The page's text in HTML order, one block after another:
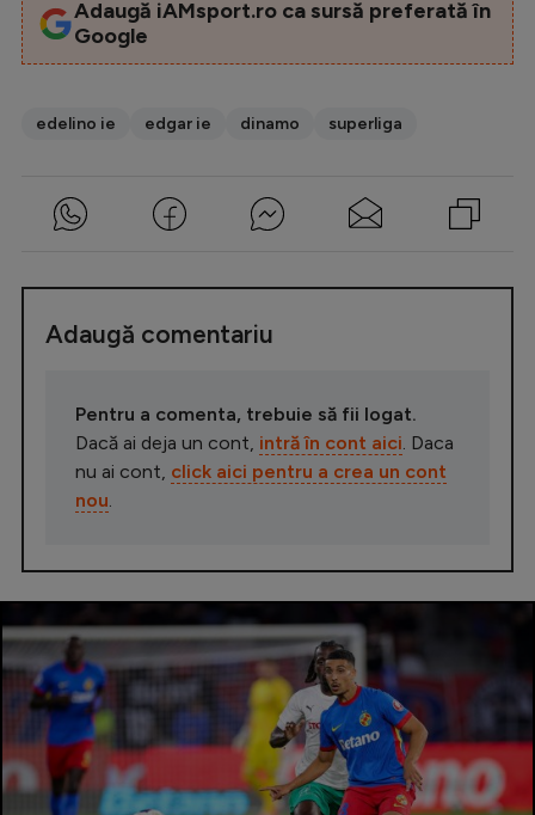
Adaugă iAMsport.ro ca sursă preferată în
Google
edelino ie edgar ie dinamo superliga
Adaugă comentariu
Pentru a comenta, trebuie să fii logat.
Dacă ai deja un cont, intră în cont aici . Daca
nu ai cont, click aici pentru a crea un cont
nou